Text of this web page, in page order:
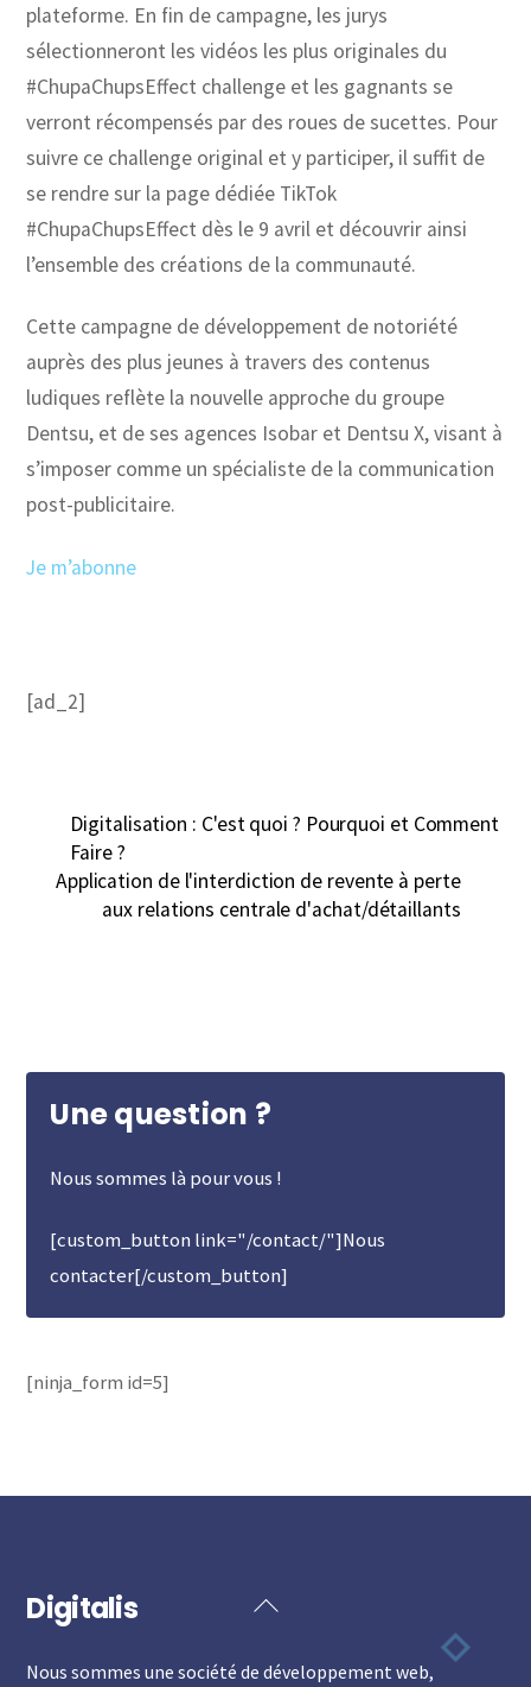
plateforme. En fin de campagne, les jurys
sélectionneront les vidéos les plus originales du
#ChupaChupsEffect challenge et les gagnants se
verront récompensés par des roues de sucettes. Pour
suivre ce challenge original et y participer, il suffit de
se rendre sur la page dédiée TikTok
#ChupaChupsEffect dès le 9 avril et découvrir ainsi
l’ensemble des créations de la communauté.
Cette campagne de développement de notoriété
auprès des plus jeunes à travers des contenus
ludiques reflète la nouvelle approche du groupe
Dentsu, et de ses agences Isobar et Dentsu X, visant à
s’imposer comme un spécialiste de la communication
post-publicitaire.
Je m’abonne
[ad_2]
Digitalisation : C'est quoi ? Pourquoi et Comment
Faire ?
Application de l'interdiction de revente à perte
aux relations centrale d'achat/détaillants
Une question ?
Nous sommes là pour vous !
[custom_button link="/contact/"]Nous
contacter[/custom_button]
[ninja_form id=5]
Back
Top
Digitalis
Nous sommes une société de développement web,